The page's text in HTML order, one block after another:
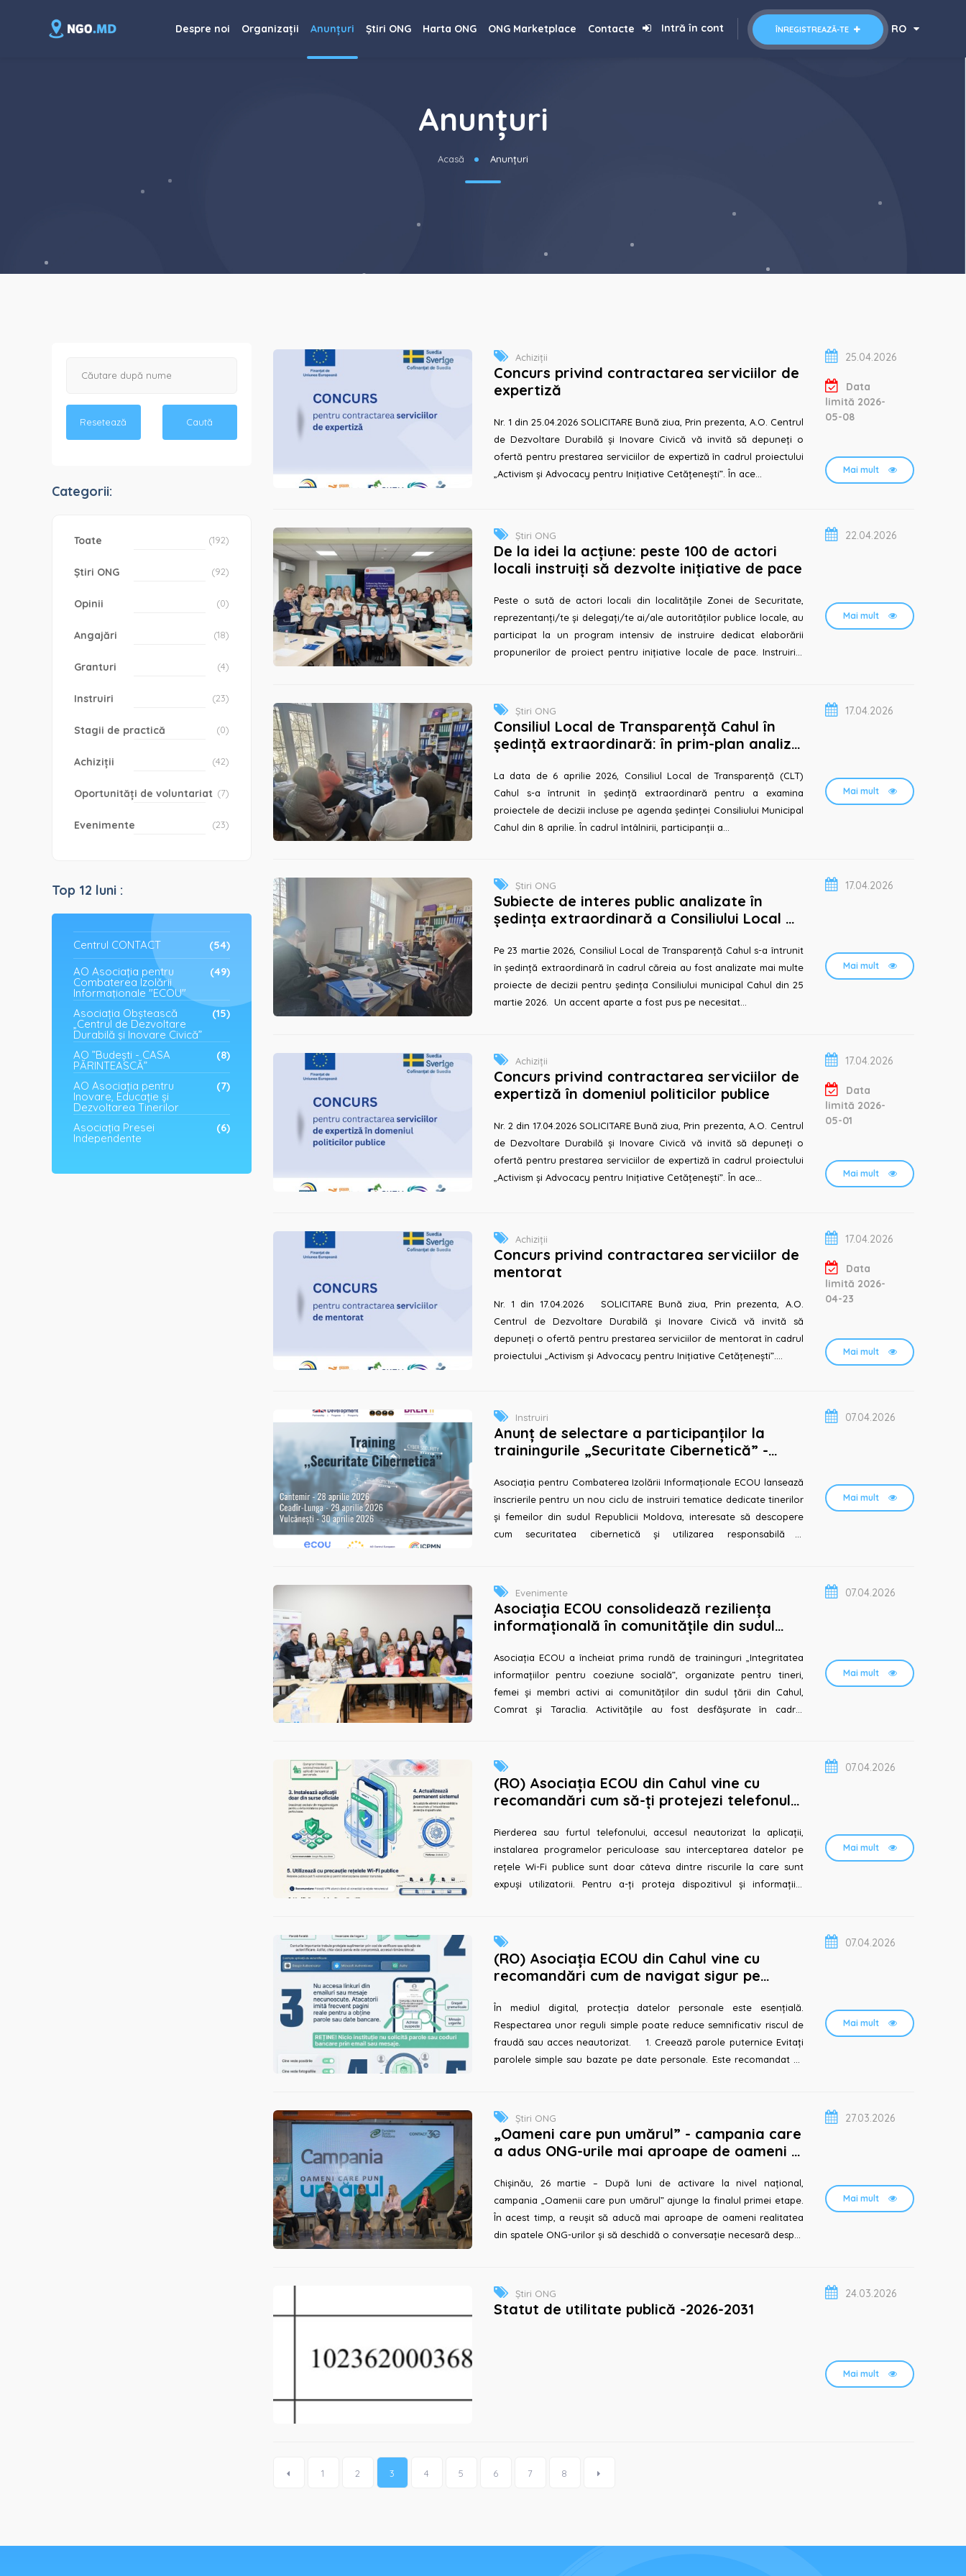
RO
ÎNREGISTREAZĂ-TE
Intră în cont
Despre noi Organizații Anunțuri Știri ONG Harta ONG ONG Marketplace Contacte
Anunțuri
Acasă Anunțuri
Resetează Caută
Categorii:
Toate (192)
Știri ONG (92)
Opinii (0)
Angajări (18)
Granturi (4)
Instruiri (23)
Stagii de practică (0)
Achiziții (42)
Oportunități de voluntariat (7)
Evenimente (23)
Top 12 luni :
Centrul CONTACT (54)
AO Asociația pentru
Combaterea Izolării
Informaționale "ECOU"
(49)
Asociația Obștească
„Centrul de Dezvoltare
Durabilă și Inovare Civică”
(15)
AO ”Budești - CASA
PĂRINTEASCĂ”
(8)
AO Asociația pentru
Inovare, Educație și
Dezvoltarea Tinerilor
(7)
Asociația Presei
Independente
(6)
Achiziții
Concurs privind contractarea serviciilor de
expertiză
Nr. 1 din 25.04.2026 SOLICITARE Bună ziua, Prin prezenta, A.O. Centrul
de Dezvoltare Durabilă și Inovare Civică vă invită să depuneți o
ofertă pentru prestarea serviciilor de expertiză în cadrul proiectului
„Activism și Advocacy pentru Inițiative Cetățenești”. În ace...
25.04.2026
Data
limită 2026-
05-08
Mai mult
Știri ONG
De la idei la acțiune: peste 100 de actori
locali instruiți să dezvolte inițiative de pace
Peste o sută de actori locali din localitățile Zonei de Securitate,
reprezentanți/te și delegați/te ai/ale autorităților publice locale, au
participat la un program intensiv de instruire dedicat elaborării
propunerilor de proiect pentru inițiative locale de pace. Instruirile
22.04.2026
Mai mult
Știri ONG
Consiliul Local de Transparență Cahul în
ședință extraordinară: în prim-plan analiza
La data de 6 aprilie 2026, Consiliul Local de Transparență (CLT)
Cahul s-a întrunit în ședință extraordinară pentru a examina
proiectele de decizii incluse pe agenda ședinței Consiliului Municipal
Cahul din 8 aprilie. În cadrul întâlnirii, participanții a...
17.04.2026
Mai mult
Știri ONG
Subiecte de interes public analizate în
ședința extraordinară a Consiliului Local de
Pe 23 martie 2026, Consiliul Local de Transparență Cahul s-a întrunit
în ședință extraordinară în cadrul căreia au fost analizate mai multe
proiecte de decizii pentru ședința Consiliului municipal Cahul din 25
martie 2026. Un accent aparte a fost pus pe necesitat...
17.04.2026
Mai mult
Achiziții
Concurs privind contractarea serviciilor de
expertiză în domeniul politicilor publice
Nr. 2 din 17.04.2026 SOLICITARE Bună ziua, Prin prezenta, A.O. Centrul
de Dezvoltare Durabilă și Inovare Civică vă invită să depuneți o
ofertă pentru prestarea serviciilor de expertiză în cadrul proiectului
„Activism și Advocacy pentru Inițiative Cetățenești”. În ace...
17.04.2026
Data
limită 2026-
05-01
Mai mult
Achiziții
Concurs privind contractarea serviciilor de
mentorat
Nr. 1 din 17.04.2026 SOLICITARE Bună ziua, Prin prezenta, A.O.
Centrul de Dezvoltare Durabilă și Inovare Civică vă invită să
depuneți o ofertă pentru prestarea serviciilor de mentorat în cadrul
proiectului „Activism și Advocacy pentru Inițiative Cetățenești”....
17.04.2026
Data
limită 2026-
04-23
Mai mult
Instruiri
Anunț de selectare a participanților la
trainingurile „Securitate Cibernetică” -
Asociația pentru Combaterea Izolării Informaționale ECOU lansează
înscrierile pentru un nou ciclu de instruiri tematice dedicate tinerilor
și femeilor din sudul Republicii Moldova, interesate să descopere
cum securitatea cibernetică și utilizarea responsabilă a
07.04.2026
Mai mult
Evenimente
Asociația ECOU consolidează reziliența
informațională în comunitățile din sudul
Asociația ECOU a încheiat prima rundă de traininguri „Integritatea
informațiilor pentru coeziune socială”, organizate pentru tineri,
femei și membri activi ai comunităților din sudul țării din Cahul,
Comrat și Taraclia. Activitățile au fost desfășurate în cadrul
07.04.2026
Mai mult
(RO) Asociația ECOU din Cahul vine cu
recomandări cum să-ți protejezi telefonul
Pierderea sau furtul telefonului, accesul neautorizat la aplicații,
instalarea programelor periculoase sau interceptarea datelor pe
rețele Wi-Fi publice sunt doar câteva dintre riscurile la care sunt
expuși utilizatorii. Pentru a-ți proteja dispozitivul și informațiile
07.04.2026
Mai mult
(RO) Asociația ECOU din Cahul vine cu
recomandări cum de navigat sigur pe
și...
În mediul digital, protecția datelor personale este esențială.
Respectarea unor reguli simple poate reduce semnificativ riscul de
fraudă sau acces neautorizat. 1. Creează parole puternice Evitați
parolele simple sau bazate pe date personale. Este recomandat să
07.04.2026
Mai mult
Știri ONG
„Oameni care pun umărul” - campania care
a adus ONG-urile mai aproape de oameni și
Chișinău, 26 martie – După luni de activare la nivel național,
campania „Oamenii care pun umărul” ajunge la finalul primei etape.
În acest timp, a reușit să aducă mai aproape de oameni realitatea
din spatele ONG-urilor și să deschidă o conversație necesară despre
27.03.2026
Mai mult
Știri ONG
Statut de utilitate publică -2026-2031
24.03.2026
Mai mult
1 2 3 4 5 6 7 8